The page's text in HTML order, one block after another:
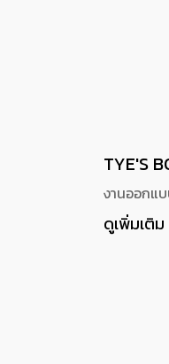
TYE'S
งานออกแบ
ดูเพิ่มเติม